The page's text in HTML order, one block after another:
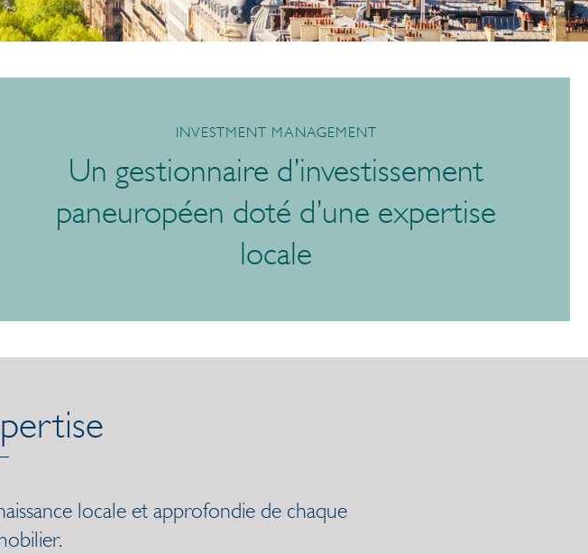
INVESTMENT MANAGEMENT
Un gestionnaire d’investissement
paneuropéen doté d’une expertise
locale
locale et approfondie de chaque